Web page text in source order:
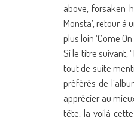
above, forsaken
Monsta’, retour à
plus loin ‘Come
Si le titre suivant,
tout de suite
préférés de
apprécier au
tête, la voilà